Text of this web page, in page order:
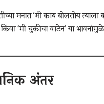
मनात ‘मी काय बोलतोय
किंवा ‘मी चुकीचा वाटेन’ या
अंतर